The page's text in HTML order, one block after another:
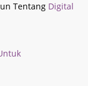
Tentang Digital